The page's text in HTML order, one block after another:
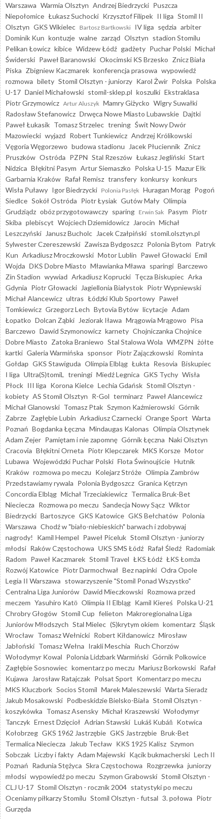
Warszawa Warmia Olsztyn Andrzej Biedrzycki Puszcza
Niepołomice Łukasz Suchocki Krzysztof Filipek II liga Stomil II
Olsztyn GKS Wikielec Bartosz Bartkowski IV liga sędzia arbiter
Dominik Kun kontuzje walne zarząd Olsztyn stadion Stomilu
Pelikan Łowicz kibice Widzew Łódź gadżety Puchar Polski Michał
Świderski Paweł Baranowski Okocimski KS Brzesko Znicz Biała
Piska Zbigniew Kaczmarek konferencja prasowa wypowiedź
rozmowa bilety Stomil Olsztyn - juniorzy Karol Żwir Polska Polska
U-17 Daniel Michałowski stomil-sklep.pl koszulki Ekstraklasa
Piotr Grzymowicz Artur Aluszyk Mamry Giżycko Wigry Suwałki
Radosław Stefanowicz Drwęca Nowe Miasto Lubawskie Dajtki
Paweł Łukasik Tomasz Strzelec trening Świt Nowy Dwór
Mazowiecki wyjazd Robert Tunkiewicz Andrzej Królikowski
Vęgoria Węgorzewo budowa stadionu Jacek Płuciennik Znicz
Pruszków Ostróda PZPN Stal Rzeszów Łukasz Jegliński Start
Nidzica Błękitni Pasym Artur Siemaszko Polska U-15 Mazur Ełk
Garbarnia Kraków Rafał Remisz transfery konkursy konkurs
Wisła Puławy Igor Biedrzycki Polonia Pasłęk Huragan Morąg Pogoń
Siedlce Sokół Ostróda Piotr Łysiak Gutów Mały Olimpia
Grudziądz obóz przygotowawczy sparing Erwin Sak Pasym Piotr
Skiba plebiscyt Wojciech Dziemidowicz Jarocin Michał
Leszczyński
Janusz Bucholc Jacek Czałpiński stomil.olsztyn.pl
Sylwester Czereszewski Zawisza Bydgoszcz Polonia Bytom Patryk
Kun Arkadiusz Mroczkowski Motor Lublin Paweł Głowacki Emil
Wojda DKS Dobre Miasto Mławianka Mława sparingi Barczewo
Zin Stadion wywiad Arkadiusz Koprucki Tęcza Biskupiec Arka
Gdynia Piotr Głowacki Jagiellonia Białystok Piotr Wypniewski
Michał Alancewicz ultras Łódzki Klub Sportowy Paweł
Tomkiewicz Grzegorz Lech Bytovia Bytów licytacje Adam
Łopatko Dolcan Ząbki Jeziorak Iława Mrągowia Mrągowo Pisa
Barczewo Dawid Szymonowicz karnety Chojniczanka Chojnice
Dobre Miasto Zatoka Braniewo Stal Stalowa Wola WMZPN żółte
kartki Galeria Warmińska sponsor Piotr Zajączkowski Rominta
Gołdap GKS Stawiguda Olimpia Elbląg Łukta Resovia Biskupiec
I liga Ultra(S)tomiL treningi Miedź Legnica GKS Tychy Wisła
Płock III liga Korona Kielce Lechia Gdańsk Stomil Olsztyn -
kobiety AS Stomil Olsztyn R-Gol terminarz Paweł Alancewicz
Michał Glanowski Tomasz Ptak Szymon Kaźmierowski Górnik
Zabrze Zagłębie Lubin Arkadiusz Czarnecki Orange Sport Warta
Poznań Bogdanka Łęczna Mindaugas Kalonas Olimpia Olsztynek
Adam Zejer Pamiętam i nie zapomnę Górnik Łęczna Naki Olsztyn
Cracovia Błękitni Orneta Piotr Klepczarek MKS Korsze Motor
Lubawa Wojewódzki Puchar Polski Flota Świnoujście Hutnik
Kraków rozmowa po meczu Kolejarz Stróże Olimpia Zambrów
Przedstawiamy rywala Polonia Bydgoszcz Granica Kętrzyn
Concordia Elbląg Michał Trzeciakiewicz Termalica Bruk-Bet
Nieciecza Rozmowa po meczu Sandecja Nowy Sącz Wiktor
Biedrzycki Bartoszyce GKS Katowice GKS Bełchatów Polonia
Warszawa Chodź w "biało-niebieskich" barwach i zdobywaj
nagrody!
Kamil Hempel Paweł Piceluk Stomil Olsztyn - juniorzy
młodsi Raków Częstochowa UKS SMS Łódź Rafał Śledź Radomiak
Radom Paweł Kaczmarek Stomil Travel ŁKS Łódź ŁKS Łomża
Rozwój Katowice Piotr Darmochwał Bez napinki Odra Opole
Legia II Warszawa stowarzyszenie "Stomil Ponad Wszystko"
Centralna Liga Juniorów Dawid Mieczkowski Rozmowa przed
meczem Yasuhiro Katō Olimpia II Elbląg Kamil Kiereś Polska U-21
Chrobry Głogów Stomil Cup felieton Makroregionalna Liga
Juniorów Młodszych Stal Mielec (S)krytym okiem komentarz Śląsk
Wrocław Tomasz Wełnicki Robert Kiłdanowicz Mirosław
Jabłoński Tomasz Wełna Irakli Meschia Ruch Chorzów
Wołodymyr Kowal Polonia Lidzbark Warmiński Górnik Polkowice
Zagłębie Sosnowiec komentarz po meczu Mariusz Borkowski Rafał
Kujawa
Jarosław Ratajczak Polsat Sport Komentarz po meczu
MKS Kluczbork Socios Stomil Marek Maleszewski Warta Sieradz
Jakub Mosakowski Podbeskidzie Bielsko-Biała Stomil Olsztyn -
koszykówka Tomasz Asensky Michał Kraszewski Wołodymyr
Tanczyk Ernest Dzięcioł Adrian Stawski Lukáš Kubáň Kotwica
Kołobrzeg GKS 1962 Jastrzębie GKS Jastrzębie Bruk-Bet
Termalica Nieciecza
Jakub Tecław KKS 1925 Kalisz Szymon
Sobczak Liczby i fakty Adam Majewski Kącik bukmacherski Lech II
Poznań Radunia Stężyca Skra Częstochowa Rozgrzewka juniorzy
młodsi wypowiedź po meczu Szymon Grabowski Stomil Olsztyn -
CLJ U-17 Stomil Olsztyn - rocznik 2004 statystyki po meczu
Oceniamy piłkarzy Stomilu Stomil Olsztyn - futsal 3. połowa Piotr
Gurzęda